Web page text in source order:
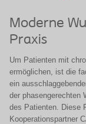
Moderne
Praxis
Um Patienten mit
ermöglichen, ist die
ein
der phasengerechten
des Patienten. Diese
Kooperationspartner